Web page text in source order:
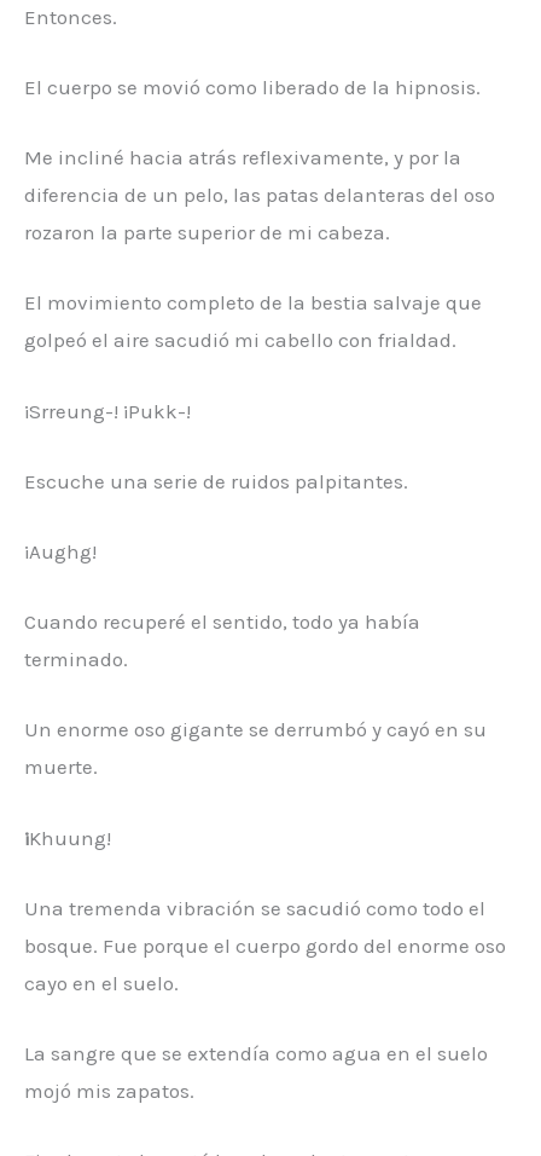
Entonces.
El cuerpo se movió como liberado de la hipnosis.
Me incliné hacia atrás reflexivamente, y por la
diferencia de un pelo, las patas delanteras del oso
rozaron la parte superior de mi cabeza.
El movimiento completo de la bestia salvaje que
golpeó el aire sacudió mi cabello con frialdad.
¡Srreung-! ¡Pukk-!
Escuche una serie de ruidos palpitantes.
¡Aughg!
Cuando recuperé el sentido, todo ya había
terminado.
Un enorme oso gigante se derrumbó y cayó en su
muerte.
¡Khuung!
Una tremenda vibración se sacudió como todo el
bosque. Fue porque el cuerpo gordo del enorme oso
cayo en el suelo.
La sangre que se extendía como agua en el suelo
mojó mis zapatos.